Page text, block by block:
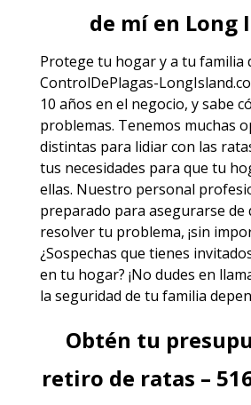
de mí en Long
Protege tu hogar y a tu familia
ControlDePlagas-
10 años en el negocio, y sabe
problemas. Tenemos muchas
distintas para lidiar con las
tus necesidades para que tu
ellas. Nuestro personal
preparado para asegurarse de
resolver tu problema, ¡sin
¿Sospechas que tienes
en tu hogar? ¡No dudes en
la seguridad de tu familia
Obtén tu
retiro de ratas –